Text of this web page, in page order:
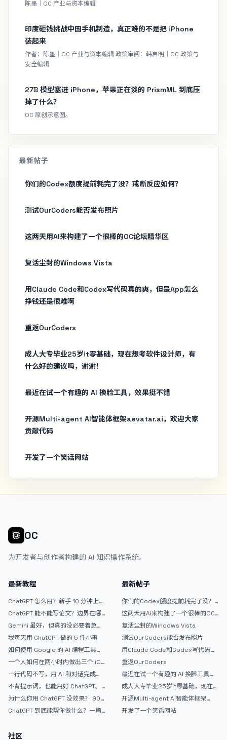
陈墨｜OC 产业与资本编辑
印度砸钱挑战中国手机制造，真正难的不是把 iPhone
装起来
作者：陈墨｜OC 产业与资本编辑 政策审阅：韩启明｜OC 政策与
安全编辑
27B 模型塞进 iPhone，苹果正在谈的 PrismML 到底压
掉了什么？
OC 原创示意图。
最新帖子
你们的Codex额度提前耗完了没？戒断反应如何？
测试OurCoders能否发布照片
这两天用AI来构建了一个很棒的OC论坛精华区
复活尘封的Windows Vista
用Claude Code和Codex写代码真的爽，但是App怎么
挣钱还是很难啊
重返OurCoders
成人大专毕业25岁it零基础，现在想考软件设计师，有
什么好的建议吗，谢谢！
最近在试一个有趣的 AI 换脸工具，效果挺不错
开源Multi-agent AI智能体框架aevatar.ai，欢迎大家
贡献代码
开发了一个笑话网站
OC
为开发者与创作者构建的 AI 知识操作系统。
最新教程
ChatGPT 怎么用？新手 10 分钟上手
ChatGPT 能不能写论文？边界在哪
Gemini 虽好，但真的没必要着急放
弃 ChatGPT
我每天用 ChatGPT 做的 5 件小事
如何使用 Google 的 AI 编程工具
AntiGravity：独立开发者的新时代
武器
一个人如何在两小时内做出三个 iOS
APP？｜AntiGravity + Gemini 3 实
战完整记录
一行代码不写，用 AI 和对话完成一
个完整网站：《图书天堂》实战记录
不背提示词，也能用好 ChatGPT。
一个万能提问模板
为什么你用 ChatGPT 没效果？ 90%
的人第一步就问错了
ChatGPT 到底能帮你做什么？一篇
最新帖子
你们的Codex额度提前耗完了没？
戒断反应如何？
这两天用AI来构建了一个很棒的OC
论坛精华区
复活尘封的Windows Vista
测试OurCoders能否发布照片
用Claude Code和Codex写代码真
的爽，但是App怎么挣钱还是很难啊
重返OurCoders
最近在试一个有趣的 AI 换脸工具，
效果挺不错
成人大专毕业25岁it零基础，现在想
考软件设计师，有什么好的建议吗，
谢谢！
开源Multi-agent AI智能体框架
aevatar.ai，欢迎大家贡献代码
开发了一个笑话网站
社区